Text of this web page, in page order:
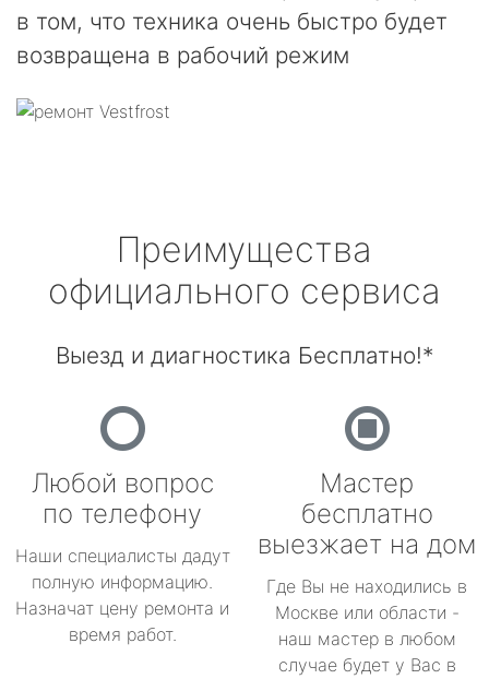
в том, что техника очень быстро будет
возвращена в рабочий режим
Преимущества
официального сервиса
Выезд и диагностика Бесплатно!*
Любой вопрос
по телефону
Наши специалисты дадут
полную информацию.
Назначат цену ремонта и
время работ.
Мастер
бесплатно
выезжает на дом
Где Вы не находились в
Москве или области -
наш мастер в любом
случае будет у Вас в